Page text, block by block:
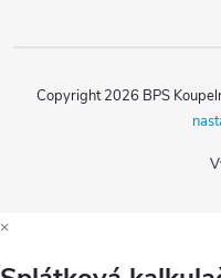
Copyright 2026 BPS
×